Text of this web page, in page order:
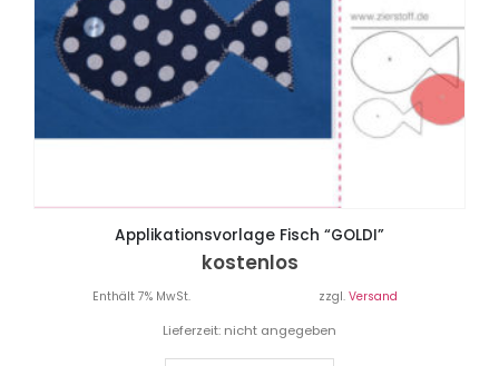
Applikationsvorlage Fisch “GOLDI”
kostenlos
Enthält 7% MwSt. zzgl. Versand
Lieferzeit: nicht angegeben